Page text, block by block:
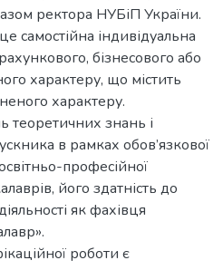
ректора НУБіП України.
самостійна індивідуальна
бізнесового або
характеру, що містить
характеру.
теоретичних знань і
в рамках обов’язкової
професійної
його здатність до
як фахівця
роботи є